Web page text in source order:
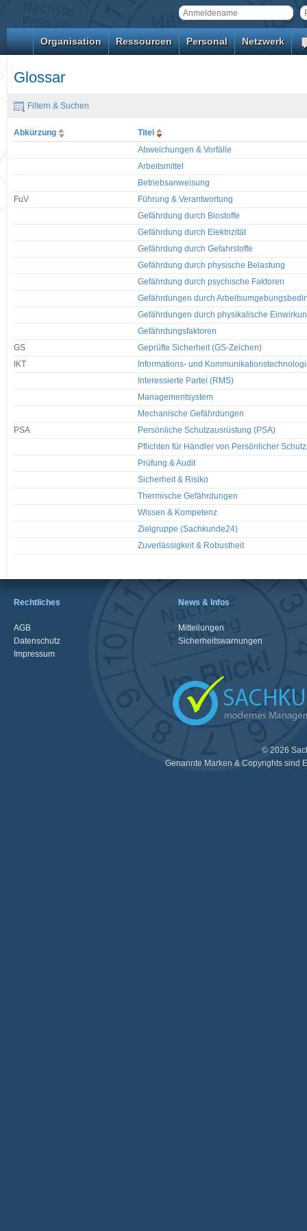
Organisation Ressourcen Personal Netzwerk
Glossar
Filtern & Suchen
Abkürzung
Titel
Abweichungen & Vorfälle
Arbeitsmittel
Betriebsanweisung
FuV
Führung & Verantwortung
Gefährdung durch Biostoffe
Gefährdung durch Elektrizität
Gefährdung durch Gefahrstoffe
Gefährdung durch physische Belastung
Gefährdung durch psychische Faktoren
Gefährdungen durch
Gefährdungen durch physikalische
Gefährdungsfaktoren
GS
Geprüfte Sicherheit (GS-Zeichen)
IKT
Informations- und
Interessierte Partei (RMS)
Managementsystem
Mechanische Gefährdungen
PSA
Persönliche Schutzausrüstung (PSA)
Pflichten für Händler von Persönlicher
Prüfung & Audit
Sicherheit & Risiko
Thermische Gefährdungen
Wissen & Kompetenz
Zielgruppe (Sachkunde24)
Zuverlässigkeit & Robustheit
Rechtliches
AGB
Datenschutz
Impressum
News & Infos
Mitteilungen
Sicherheitswarnungen
© 2026
Genannte Marken & Copyrights sind